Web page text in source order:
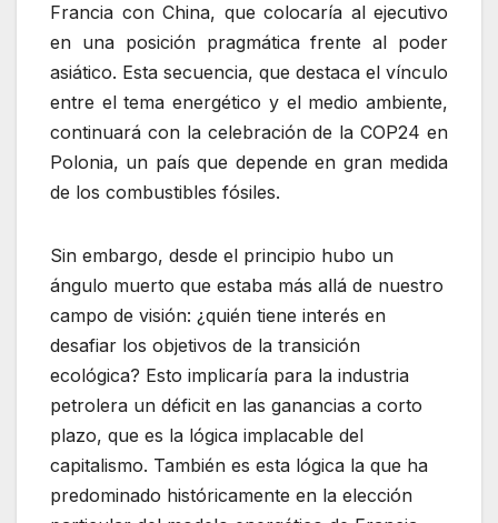
Francia con China, que colocaría al ejecutivo
en una posición pragmática frente al poder
asiático. Esta secuencia, que destaca el vínculo
entre el tema energético y el medio ambiente,
continuará con la celebración de la COP24 en
Polonia, un país que depende en gran medida
de los combustibles fósiles.
Sin embargo, desde el principio hubo un
ángulo muerto que estaba más allá de nuestro
campo de visión: ¿quién tiene interés en
desafiar los objetivos de la transición
ecológica? Esto implicaría para la industria
petrolera un déficit en las ganancias a corto
plazo, que es la lógica implacable del
capitalismo. También es esta lógica la que ha
predominado históricamente en la elección